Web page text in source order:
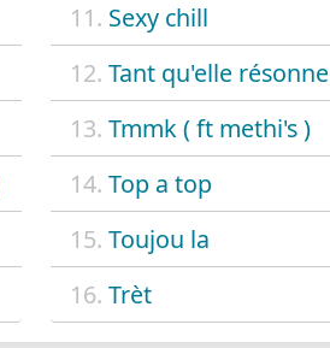
11. Sexy chill
12. Tant qu'elle résonne
13. Tmmk ( ft methi's )
14. Top a top
15. Toujou la
16. Trèt